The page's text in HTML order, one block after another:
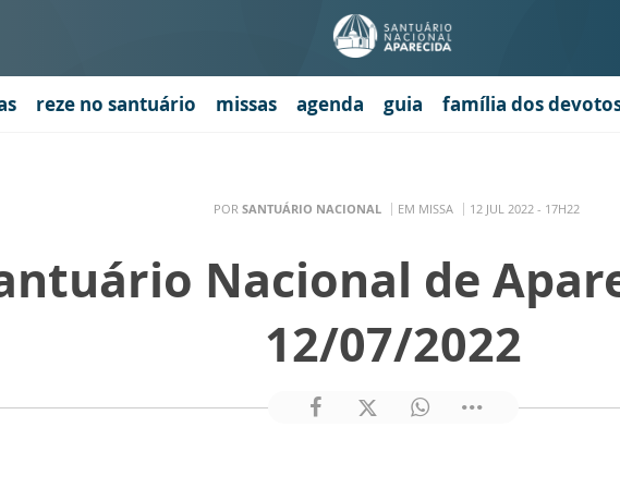
reze no santuário missas agenda guia família dos
POR SANTUÁRIO NACIONAL EM MISSA 12 JUL 2022 - 17H22
Nacional de
12/07/2022